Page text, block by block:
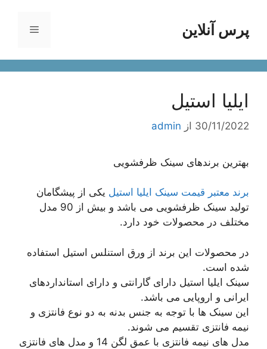
محتواپرس آنلاین فهرست
ایلیا استیل
30/11/2022 از admin
بهترین برندهای سینک ظرفشویی
برند معتبر قیمت سینک ایلیا استیل یکی از پیشگامان
تولید سینک ظرفشویی می باشد و بیش از 90 مدل
مختلف در محصولات خود دارد.
در محصولات این برند از ورق استنلس استیل استفاده
شده است.
سینک ایلیا استیل دارای گارانتی و دارای استانداردهای
ایرانی و اروپایی می باشد.
این سینک ها با توجه به جنس بدنه به دو نوع فانتزی و
نیمه فانتزی تقسیم می شوند.
مدل های نیمه فانتزی با عمق لگن 14 و مدل های فانتزی